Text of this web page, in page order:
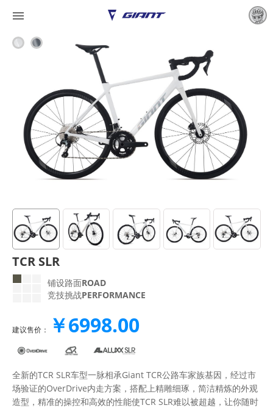

TCR SLR
铺设路面ROAD
竞技挑战PERFORMANCE
建议售价： ￥6998.00
全新的TCR SLR车型一脉相承Giant TCR公路车家族基因，经过市
场验证的OverDrive内走方案，搭配上精雕细琢，简洁精炼的外观
造型，精准的操控和高效的性能使TCR SLR难以被超越，让你随时